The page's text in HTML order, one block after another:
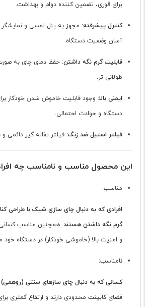
برای قوری، تضمین کننده دوام و بهداشت.
کنترل پیشرفته: مجهز به پنل لمسی و نمایشگر
آسان وضعیت دستگاه.
قابلیت گرم نگه داشتن: حفظ دمای چای به
طولانی تر.
ایمنی بالا: وجود قابلیت خاموش شدن خودکار
دستگاه و حوادث احتمالی.
فیلتر استیل ضد زنگ: فیلتر تفاله گیر
این محصول مناسب و نامناسب چه
مناسب:
افرادی که به دنبال چای سازی شیک با طراحی
گرم نگه داشتن هستند. همچنین مناسب
و امنیت بالا (خاموشی خودکار) در دستگاه خود
نامناسب:
کسانی که به دنبال چای سازهای سنتی
فضای کابینت محدودی دارند و ارتفاع کمتری